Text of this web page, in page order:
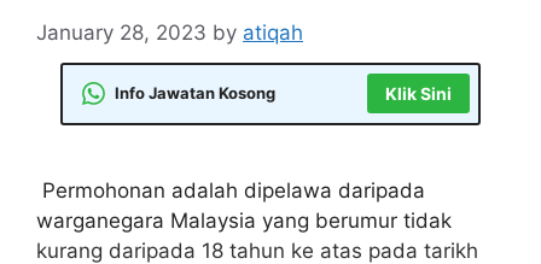
January 28, 2023 by atiqah
Info Jawatan Kosong Klik Sini
Permohonan adalah dipelawa daripada
warganegara Malaysia yang berumur tidak
kurang daripada 18 tahun ke atas pada tarikh